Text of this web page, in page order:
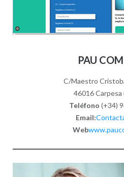
PAU
C/Maestro
46016 Carpesa
Teléfono (+34)
Email:
Web